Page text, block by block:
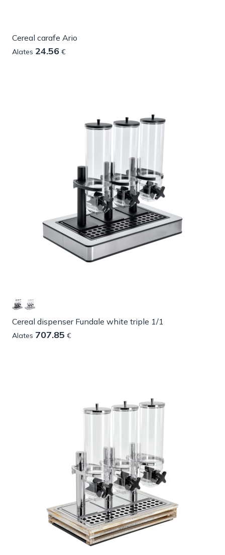
Cereal carafe Ario
Alates 24.56 €
Cereal dispenser Fundale white triple 1/1
Alates 707.85 €